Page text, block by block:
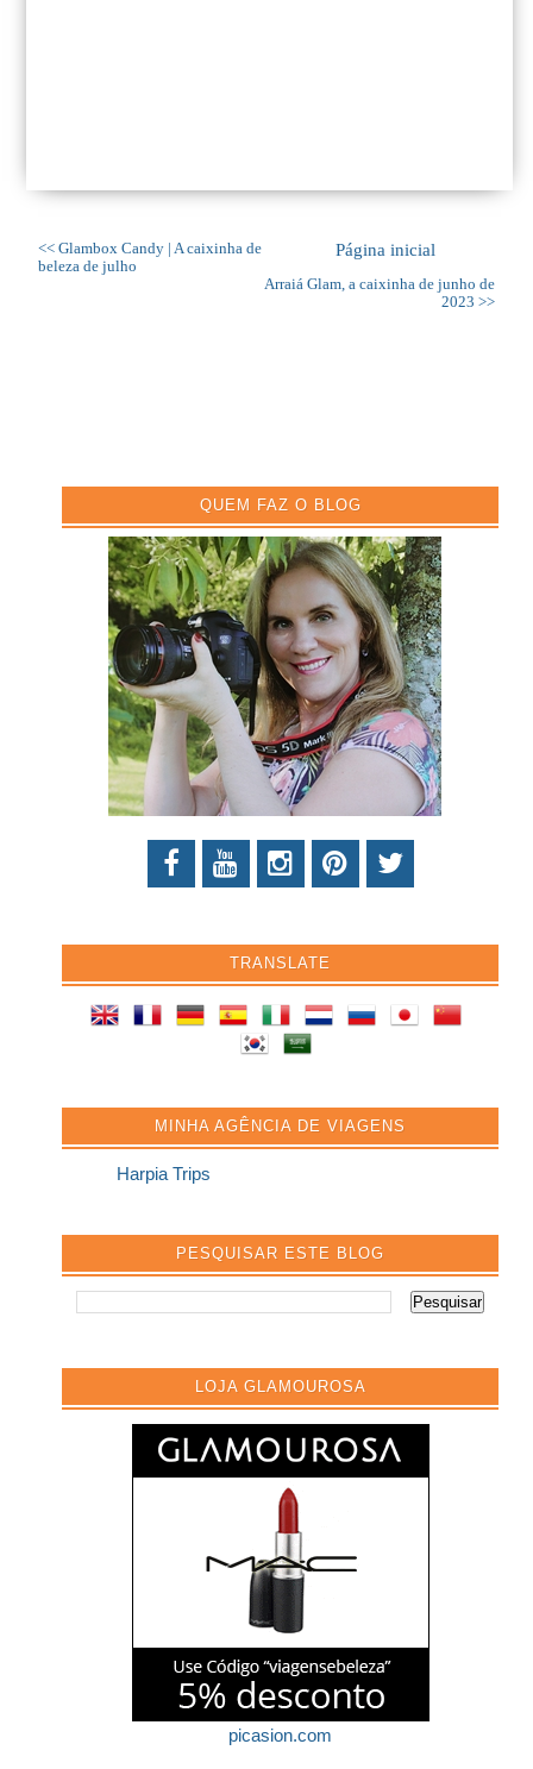
<< Glambox Candy | A caixinha de
beleza de julho
Arraiá Glam, a caixinha de junho de
2023 >>
Página inicial
QUEM FAZ O BLOG
TRANSLATE
MINHA AGÊNCIA DE VIAGENS
Harpia Trips
PESQUISAR ESTE BLOG
LOJA GLAMOUROSA
picasion.com